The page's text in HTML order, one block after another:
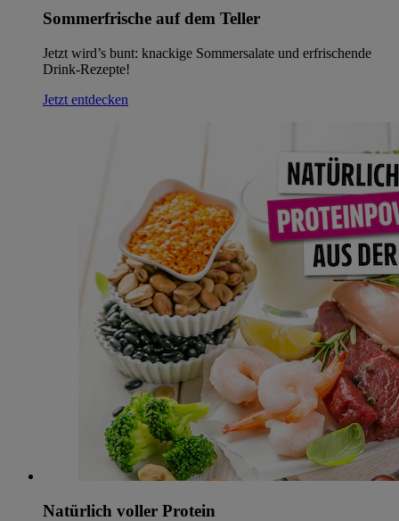
Sommerfrische auf dem Teller
Jetzt wird’s bunt: knackige Sommersalate und erfrischende
Drink-Rezepte!
Jetzt entdecken
Natürlich voller Protein